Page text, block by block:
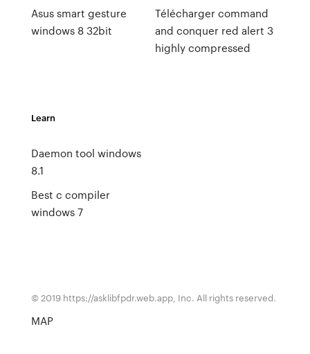
Asus smart gesture
windows 8 32bit
Télécharger command
and conquer red alert 3
highly compressed
Learn
Daemon tool windows
8.1
Best c compiler
windows 7
© 2019 https://asklibfpdr.web.app, Inc. All rights reserved.
MAP